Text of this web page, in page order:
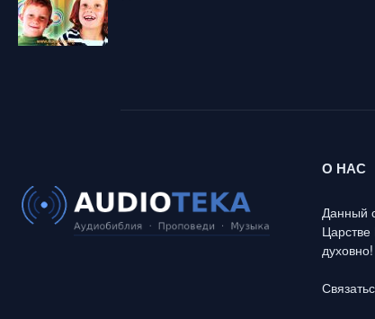
О НАС
Данный
духовно!